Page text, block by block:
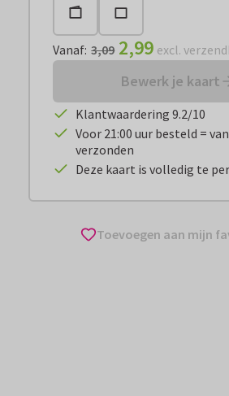
Vanaf: 3,09 2,99 excl.
Bewerk je kaart
Klantwaardering 9.2/10
Voor 21:00 uur besteld =
verzonden
Deze kaart is volledig te
Toevoegen aan mijn